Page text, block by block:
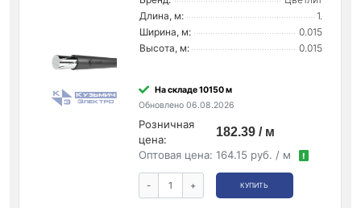
Длина, м:
1.
Ширина, м:
0.015
Высота, м:
0.015
На складе 10150 м
Обновлено 06.08.2026
Розничная
цена:
182.39 / м
Оптовая цена: 164.15 руб. / м !
- + КУПИТЬ